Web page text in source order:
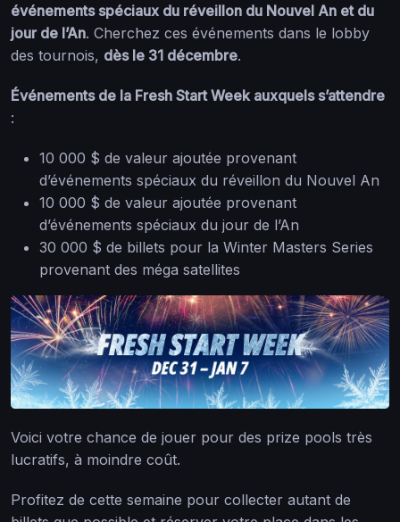
événements spéciaux du réveillon du Nouvel An et du
jour de l’An. Cherchez ces événements dans le lobby
des tournois, dès le 31 décembre.
Événements de la Fresh Start Week auxquels s’attendre
:
10 000 $ de valeur ajoutée provenant
d’événements spéciaux du réveillon du Nouvel An
10 000 $ de valeur ajoutée provenant
d’événements spéciaux du jour de l’An
30 000 $ de billets pour la Winter Masters Series
provenant des méga satellites
Voici votre chance de jouer pour des prize pools très
lucratifs, à moindre coût.
Profitez de cette semaine pour collecter autant de